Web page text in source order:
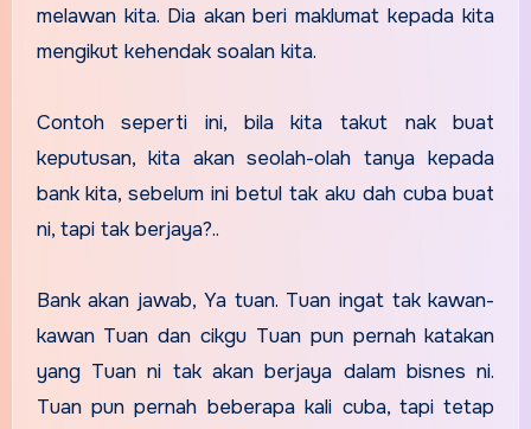
melawan kita. Dia akan beri maklumat kepada kita
mengikut kehendak soalan kita.
Contoh seperti ini, bila kita takut nak buat
keputusan, kita akan seolah-olah tanya kepada
bank kita, sebelum ini betul tak aku dah cuba buat
ni, tapi tak berjaya?..
Bank akan jawab, Ya tuan. Tuan ingat tak kawan-
kawan Tuan dan cikgu Tuan pun pernah katakan
yang Tuan ni tak akan berjaya dalam bisnes ni.
Tuan pun pernah beberapa kali cuba, tapi tetap